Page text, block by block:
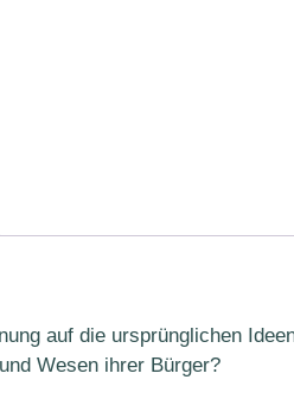
auf die ursprünglichen
Wesen ihrer Bürger?